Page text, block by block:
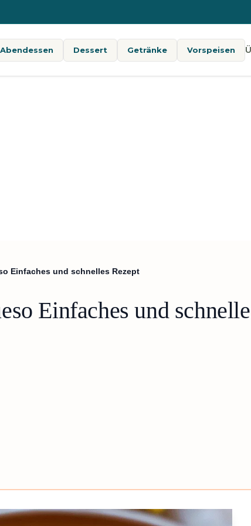
Abendessen Dessert Getränke Vorspeisen
Einfaches und schnelles Rezept
Einfaches und